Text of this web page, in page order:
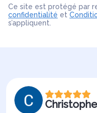
Ce site est protégé par
confidentialité et
s’appliquent.